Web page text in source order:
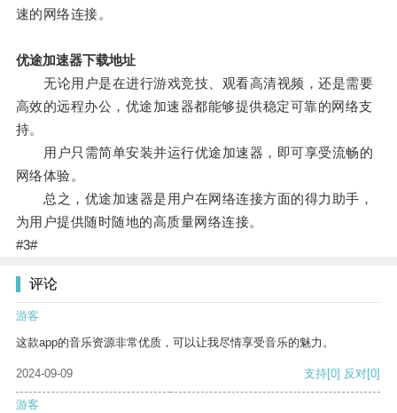
速的网络连接。
优途加速器下载地址
无论用户是在进行游戏竞技、观看高清视频，还是需要
高效的远程办公，优途加速器都能够提供稳定可靠的网络支
持。
用户只需简单安装并运行优途加速器，即可享受流畅的
网络体验。
总之，优途加速器是用户在网络连接方面的得力助手，
为用户提供随时随地的高质量网络连接。
#3#
评论
游客
这款app的音乐资源非常优质，可以让我尽情享受音乐的魅力。
2024-09-09 支持[0] 反对[0]
游客